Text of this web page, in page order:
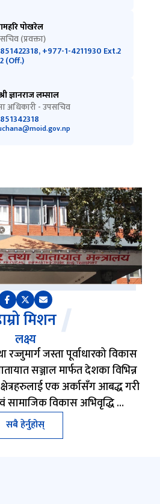
पोखरेल
(प्रवक्ता)
+977-1-4211930 Ext.2
(Off.)
ज्ञानराज लम्साल
अधिकारी - उपसचिव
मिशन
लक्ष्य
जस्ता पूर्वाधारको विकास
सञ्जाल मार्फत देशका विभिन्न
एक अर्कासँग आबद्ध गरी
विकास अभिवृद्धि …
सबै हेर्नुहोस्